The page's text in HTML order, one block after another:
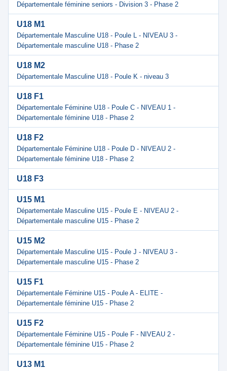
Départementale féminine seniors - Division 3 - Phase 2
U18 M1
Départementale Masculine U18 - Poule L - NIVEAU 3 -
Départementale masculine U18 - Phase 2
U18 M2
Départementale Masculine U18 - Poule K - niveau 3
U18 F1
Départementale Féminine U18 - Poule C - NIVEAU 1 -
Départementale féminine U18 - Phase 2
U18 F2
Départementale Féminine U18 - Poule D - NIVEAU 2 -
Départementale féminine U18 - Phase 2
U18 F3
U15 M1
Départementale Masculine U15 - Poule E - NIVEAU 2 -
Départementale masculine U15 - Phase 2
U15 M2
Départementale Masculine U15 - Poule J - NIVEAU 3 -
Départementale masculine U15 - Phase 2
U15 F1
Départementale Féminine U15 - Poule A - ELITE -
Départementale féminine U15 - Phase 2
U15 F2
Départementale Féminine U15 - Poule F - NIVEAU 2 -
Départementale féminine U15 - Phase 2
U13 M1